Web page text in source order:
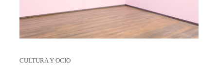
CULTURA Y OCIO